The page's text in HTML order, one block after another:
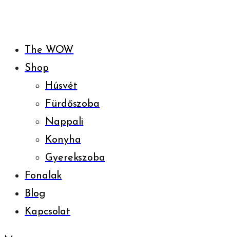
The WOW
Shop
Húsvét
Fürdőszoba
Nappali
Konyha
Gyerekszoba
Fonalak
Blog
Kapcsolat